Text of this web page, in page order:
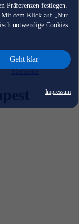
Präferenzen festlegen.
Mit dem Klick auf „Nur
notwendige Cookies
Geht klar
Impressum
Startseite